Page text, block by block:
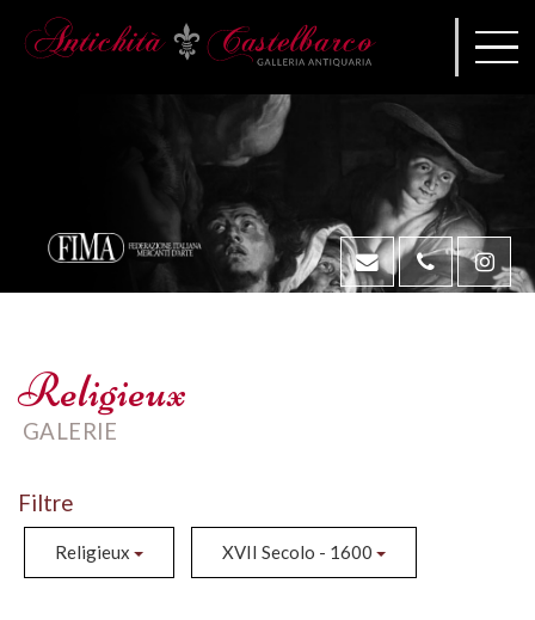
Religieux
GALERIE
Filtre
Religieux XVII Secolo - 1600